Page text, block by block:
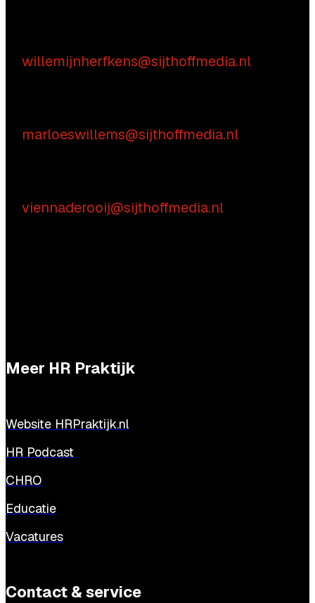
willemijnherfkens@sijthoffmedia.nl
marloeswillems@sijthoffmedia.nl
viennaderooij@sijthoffmedia.nl
Meer HR Praktijk
Website HRPraktijk.nl
HR Podcast
CHRO
Educatie
Vacatures
Contact & service